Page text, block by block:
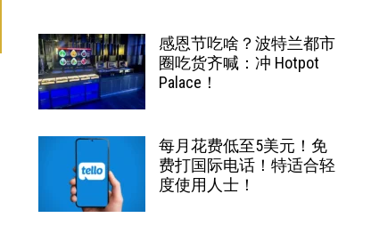
感恩节吃啥？波特兰都市
圈吃货齐喊：冲 Hotpot
Palace！
每月花费低至5美元！免
费打国际电话！特适合轻
度使用人士！